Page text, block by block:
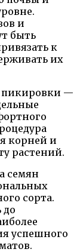
и
быть
к
их
пикировки —
корней и
растений.
семян
сорта.
до
успешного